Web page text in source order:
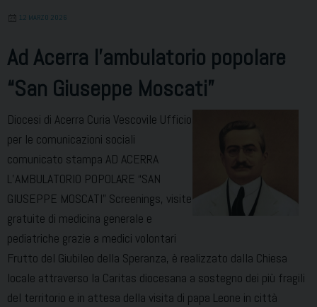
pace
a
Pompei,
Napoli
e
Acerra
12 MARZO 2026
Ad Acerra l’ambulatorio popolare
“San Giuseppe Moscati”
Diocesi di Acerra Curia Vescovile Ufficio
per le comunicazioni sociali
comunicato stampa AD ACERRA
L’AMBULATORIO POPOLARE “SAN
GIUSEPPE MOSCATI” Screenings, visite
gratuite di medicina generale e
pediatriche grazie a medici volontari
Frutto del Giubileo della Speranza, è realizzato dalla Chiesa
locale attraverso la Caritas diocesana a sostegno dei più fragili
del territorio e in attesa della visita di papa Leone in città